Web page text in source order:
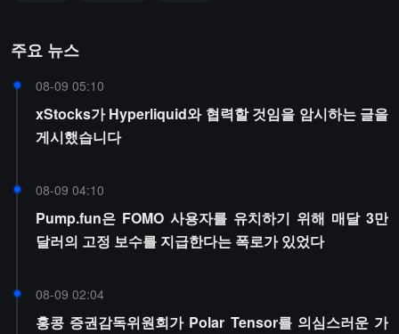
주요 뉴스
08-09 05:10
xStocks가 Hyperliquid와 협력할 것임을 암시하는 글을
게시했습니다
08-09 04:10
Pump.fun은 FOMO 사용자를 유치하기 위해 매달 3만
달러의 고정 보수를 지급한다는 폭로가 있었다
08-09 02:04
홍콩 증권감독위원회가 Polar Tensor를 의심스러운 가